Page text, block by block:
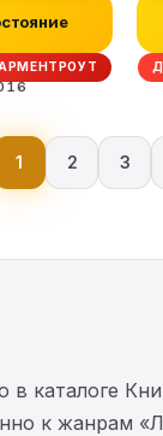
1 2 3
каталоге
к жанрам